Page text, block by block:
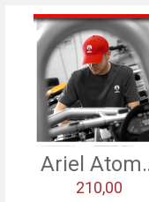
ACE
ARIEL SERVICE
HISTORY
USED CARS & BIKES
210,00